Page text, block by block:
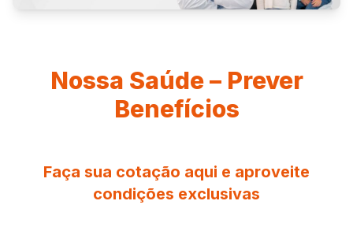
Nossa Saúde – Prever
Benefícios
Faça sua cotação aqui e aproveite
condições exclusivas